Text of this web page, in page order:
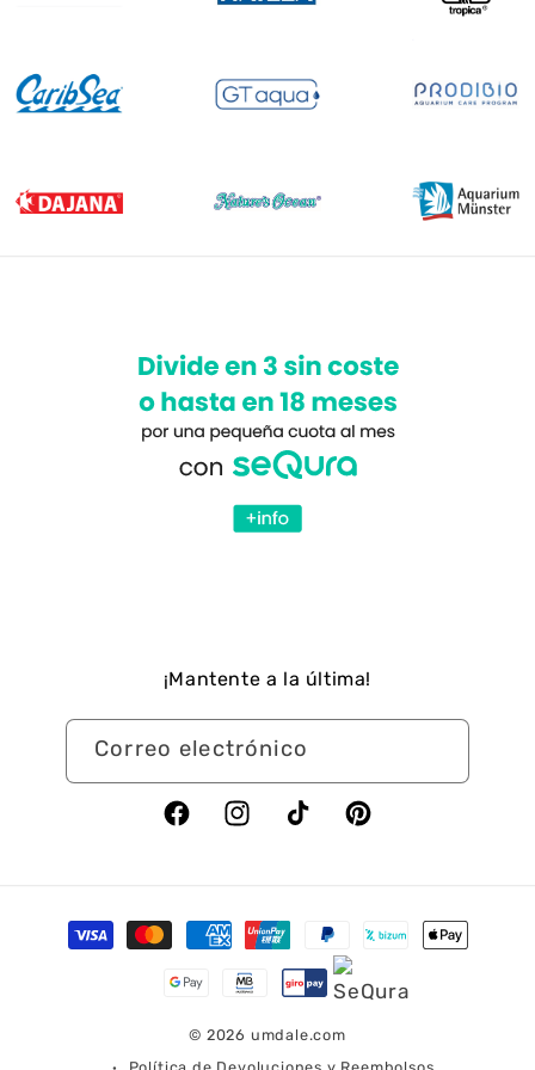
¡Mantente a la última!
Correo electrónico
FacebookInstagramTikTok Pinterest
Formas
de
© 2026 umdale.com